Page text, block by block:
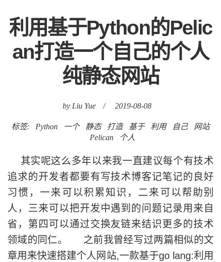
利用基于Python的Pelic
an打造一个自己的个人
纯静态网站
by Liu Yue / 2019-08-08
标签: Python 一个 静态 打造 基于 利用 自己
网站
Pelican
个人
其实呢这么多年以来我一直建议每个有技术
追求的开发者都要有写技术博客记笔记的良好
习惯，一来可以积累知识，二来可以帮助别
人，三来可以把开发中遇到的问题记录用来自
省，第四可以通过交换友链来结识更多的技术
领域的同仁。 之前我曾经写过两篇相似的文
章用来快速搭建个人网站,一款基于go lang:利用